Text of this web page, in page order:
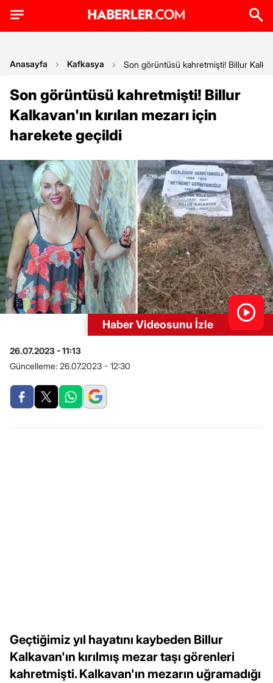
Anasayfa Kafkasya Son görüntüsü kahretmişti! Billur
Son görüntüsü kahretmişti! Billur
Kalkavan'ın kırılan mezarı için
harekete geçildi
Haber Videosunu İzle
26.07.2023 - 11:13
Güncelleme: 26.07.2023 - 12:30
Geçtiğimiz yıl hayatını kaybeden Billur
Kalkavan'ın kırılmış mezar taşı görenleri
kahretmişti. Kalkavan'ın mezarın uğramadığı